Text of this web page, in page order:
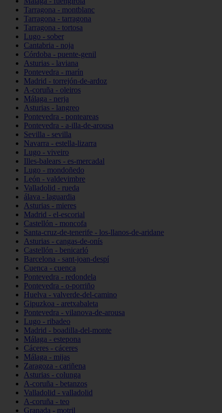
Tarragona - montblanc
Tarragona - tarragona
Tarragona - tortosa
Lugo - sober
Cantabria - noja
Córdoba - puente-genil
Asturias - laviana
Pontevedra - marín
Madrid - torrejón-de-ardoz
A-coruña - oleiros
Málaga - nerja
Asturias - langreo
Pontevedra - ponteareas
Pontevedra - a-illa-de-arousa
Sevilla - sevilla
Navarra - estella-lizarra
Lugo - viveiro
Illes-balears - es-mercadal
Lugo - mondoñedo
León - valdevimbre
Valladolid - rueda
álava - laguardia
Asturias - mieres
Madrid - el-escorial
Castellón - moncofa
Santa-cruz-de-tenerife - los-llanos-de-aridane
Asturias - cangas-de-onís
Castellón - benicarló
Barcelona - sant-joan-despí
Cuenca - cuenca
Pontevedra - redondela
Pontevedra - o-porriño
Huelva - valverde-del-camino
Gipuzkoa - aretxabaleta
Pontevedra - vilanova-de-arousa
Lugo - ribadeo
Madrid - boadilla-del-monte
Málaga - estepona
Cáceres - cáceres
Málaga - mijas
Zaragoza - cariñena
Asturias - colunga
A-coruña - betanzos
Valladolid - valladolid
A-coruña - teo
Granada - motril